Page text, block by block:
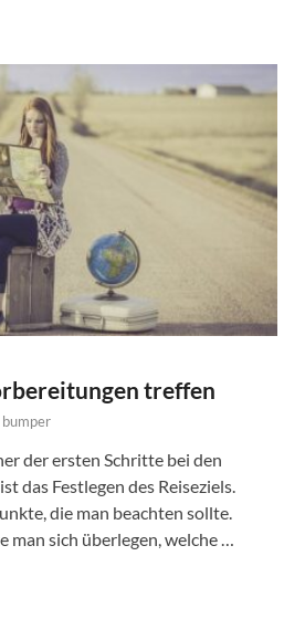
treffen
bumper
der ersten Schritte bei den
das Festlegen des Reiseziels.
die man beachten sollte.
sich überlegen, welche …